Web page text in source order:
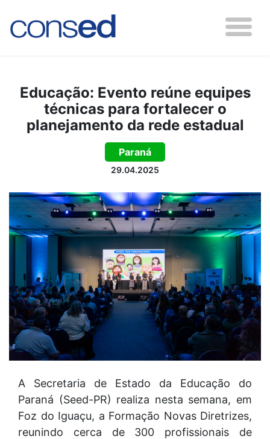
Educação: Evento reúne equipes
técnicas para fortalecer o
planejamento da rede estadual
Paraná
29.04.2025
A Secretaria de Estado da Educação do
Paraná (Seed-PR) realiza nesta semana, em
Foz do Iguaçu, a Formação Novas Diretrizes,
reunindo cerca de 300 profissionais de